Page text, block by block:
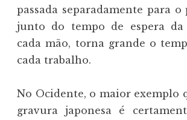
passada separadamente para o
junto do tempo de espera da
cada mão, torna grande o
cada trabalho.
No Ocidente, o maior exemplo
gravura japonesa é